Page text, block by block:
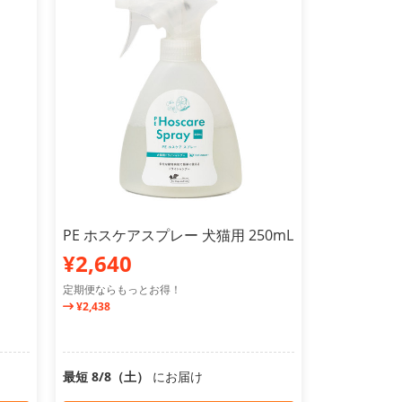
PE ホスケアスプレー 犬猫用 250mL
¥2,640
定期便ならもっとお得！
¥2,438
最短 8/8（土） にお届け